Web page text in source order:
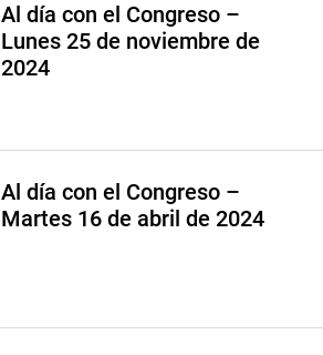
Al día con el Congreso –
Lunes 25 de noviembre de
2024
Al día con el Congreso –
Martes 16 de abril de 2024